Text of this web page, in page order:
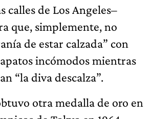
calles de Los Angeles–
que, simplemente, no
de estar calzada” con
incómodos mientras
“la diva descalza”.
otra medalla de oro en